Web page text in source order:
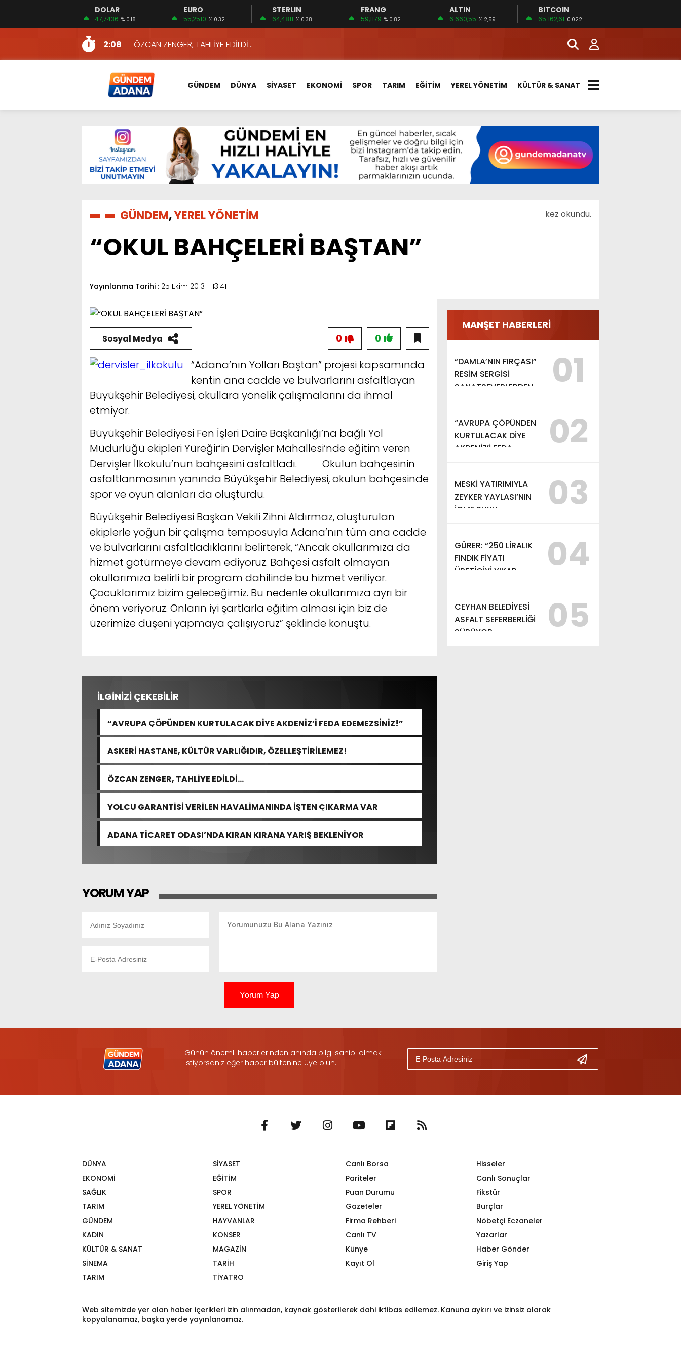
DOLAR
47,7436 % 0.18
EURO
55,2510 % 0.32
STERLIN
64,4811 % 0.38
FRANG
59,1179 % 0.82
ALTIN
6.660,55 % 2,59
BITCOIN
65.162,61 0.022
13:10
İKİNCİ 500’DE ADANA’DAN 15 FİRMA
13:16
2:08
ÖZCAN ZENGER, TAHLİYE EDİLDİ…
16:00
AKILLI MERCEK HERKES İÇİN UYGUN MU?
10:06
ADANA’DAKİ CİNAYETLER MECLİSTE KONUŞULDU
13:54
NACAR: ESNAFIN SAĞLIK HİZMETLERİNİ KONUŞTUK
13:19
NACAR, DAHA İYİ SAĞLIK HİZMETLERİ İÇİN SAHADA
SULAMA KANALLARINDAKİ BOĞULMALARI ÖNLEMEK İÇİN GÖRÜŞTÜLER…
14:24
HERKES İÇİN ERİŞİLEBİLİR BEYİN SAĞLIĞI!
14:22
EMEKLİLER EN DÜŞÜK EMEKLİ AYLIĞININ 40 BİN LİRA OLMASINI İSTİYOR!
13:10
İKİNCİ 500’DE ADANA’DAN 15 FİRMA
GÜNDEM DÜNYA SİYASET EKONOMİ SPOR TARIM EĞİTİM YEREL YÖNETİM KÜLTÜR & SANAT
GÜNDEM,YEREL YÖNETİM kez okundu.
“OKUL BAHÇELERİ BAŞTAN”
Yayınlanma Tarihi : 25 Ekim 2013 - 13:41
MANŞET HABERLERİ
“DAMLA’NIN FIRÇASI”
RESİM SERGİSİ
SANATSEVERLERDEN
01
“AVRUPA ÇÖPÜNDEN
KURTULACAK DİYE
AKDENİZ’İ FEDA
02
MESKİ YATIRIMIYLA
ZEYKER YAYLASI’NIN
İÇME SUYU
03
GÜRER: “250 LİRALIK
FINDIK FİYATI
ÜRETİCİYİ YIKAR,
04
CEYHAN BELEDİYESİ
ASFALT SEFERBERLİĞİ
SÜRÜYOR
05
Sosyal Medya 0
0
“Adana’nın Yolları Baştan” projesi kapsamında
kentin ana cadde ve bulvarlarını asfaltlayan
Büyükşehir Belediyesi, okullara yönelik çalışmalarını da ihmal
etmiyor.
Büyükşehir Belediyesi Fen İşleri Daire Başkanlığı’na bağlı Yol
Müdürlüğü ekipleri Yüreğir’in Dervişler Mahallesi’nde eğitim veren
Dervişler İlkokulu’nun bahçesini asfaltladı. Okulun bahçesinin
asfaltlanmasının yanında Büyükşehir Belediyesi, okulun bahçesinde
spor ve oyun alanları da oluşturdu.
Büyükşehir Belediyesi Başkan Vekili Zihni Aldırmaz, oluşturulan
ekiplerle yoğun bir çalışma temposuyla Adana’nın tüm ana cadde
ve bulvarlarını asfaltladıklarını belirterek, “Ancak okullarımıza da
hizmet götürmeye devam ediyoruz. Bahçesi asfalt olmayan
okullarımıza belirli bir program dahilinde bu hizmet veriliyor.
Çocuklarımız bizim geleceğimiz. Bu nedenle okullarımıza ayrı bir
önem veriyoruz. Onların iyi şartlarla eğitim alması için biz de
üzerimize düşeni yapmaya çalışıyoruz” şeklinde konuştu.
İLGİNİZİ ÇEKEBİLİR
“AVRUPA ÇÖPÜNDEN KURTULACAK DİYE AKDENİZ’İ FEDA EDEMEZSİNİZ!”
ASKERİ HASTANE, KÜLTÜR VARLIĞIDIR, ÖZELLEŞTİRİLEMEZ!
ÖZCAN ZENGER, TAHLİYE EDİLDİ…
YOLCU GARANTİSİ VERİLEN HAVALİMANINDA İŞTEN ÇIKARMA VAR
ADANA TİCARET ODASI’NDA KIRAN KIRANA YARIŞ BEKLENİYOR
YORUM YAP
Yorum Yap
Günün önemli haberlerinden anında bilgi sahibi olmak
istiyorsanız eğer haber bültenine üye olun.
DÜNYA
SİYASET
EKONOMİ
EĞİTİM
SAĞLIK
SPOR
TARIM
YEREL YÖNETİM
GÜNDEM
HAYVANLAR
KADIN
KONSER
KÜLTÜR & SANAT
MAGAZİN
SİNEMA
TARİH
TARIM
TİYATRO
Canlı Borsa
Hisseler
Pariteler
Canlı Sonuçlar
Puan Durumu
Fikstür
Gazeteler
Burçlar
Firma Rehberi
Nöbetçi Eczaneler
Canlı TV
Yazarlar
Künye
Haber Gönder
Kayıt Ol
Giriş Yap
Web sitemizde yer alan haber içerikleri izin alınmadan, kaynak gösterilerek dahi iktibas edilemez. Kanuna aykırı ve izinsiz olarak
kopyalanamaz, başka yerde yayınlanamaz.